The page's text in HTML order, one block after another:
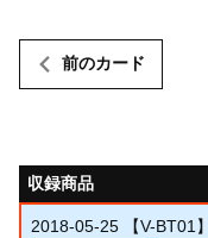
前のカード
収録商品
2018-05-25 【V-BT01